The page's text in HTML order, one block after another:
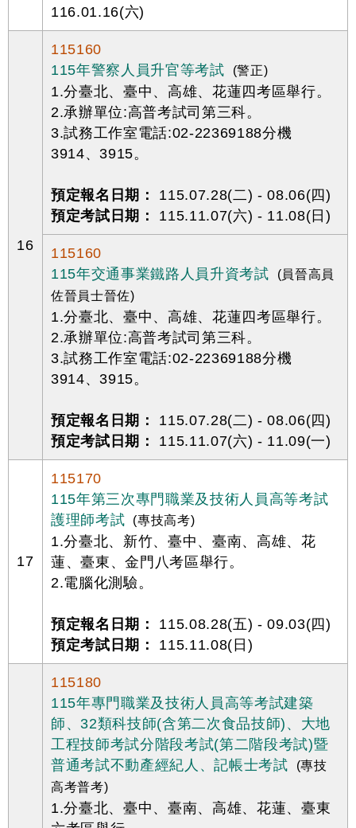
116.01.16(六)
16
115160
115年警察人員升官等考試
(警正)
1.分臺北、臺中、高雄、花蓮四考區舉行。
2.承辦單位:高普考試司第三科。
3.試務工作室電話:02-22369188分機
3914、3915。
預定報名日期：
115.07.28(二) - 08.06(四)
預定考試日期：
115.11.07(六) - 11.08(日)
115160
115年交通事業鐵路人員升資考試
(員晉高員
佐晉員士晉佐)
1.分臺北、臺中、高雄、花蓮四考區舉行。
2.承辦單位:高普考試司第三科。
3.試務工作室電話:02-22369188分機
3914、3915。
預定報名日期：
115.07.28(二) - 08.06(四)
預定考試日期：
115.11.07(六) - 11.09(一)
17
115170
115年第三次專門職業及技術人員高等考試
護理師考試
(專技高考)
1.分臺北、新竹、臺中、臺南、高雄、花
蓮、臺東、金門八考區舉行。
2.電腦化測驗。
預定報名日期：
115.08.28(五) - 09.03(四)
預定考試日期：
115.11.08(日)
115180
115年專門職業及技術人員高等考試建築
師、32類科技師(含第二次食品技師)、大地
工程技師考試分階段考試(第二階段考試)暨
普通考試不動產經紀人、記帳士考試
(專技
高考普考)
1.分臺北、臺中、臺南、高雄、花蓮、臺東